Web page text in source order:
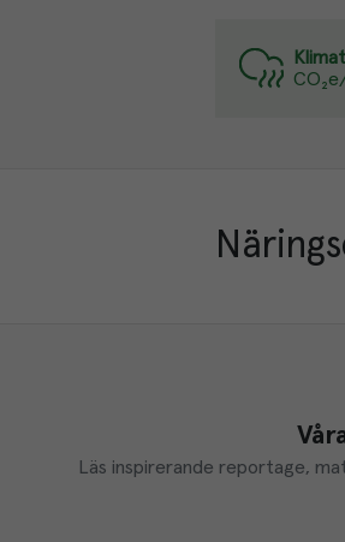
Läs inspirerande reportage,